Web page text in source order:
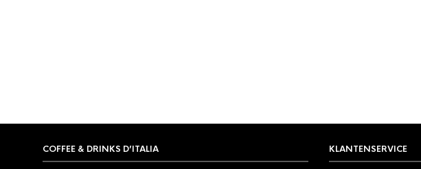
COFFEE & DRINKS D’ITALIA KLANTENSERVICE